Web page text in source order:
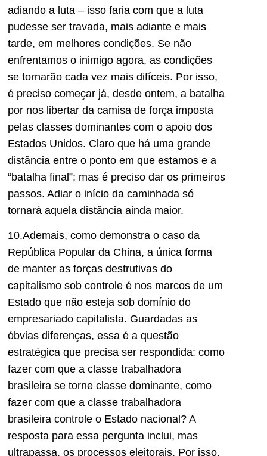
adiando a luta – isso faria com que a luta
pudesse ser travada, mais adiante e mais
tarde, em melhores condições. Se não
enfrentamos o inimigo agora, as condições
se tornarão cada vez mais difíceis. Por isso,
é preciso começar já, desde ontem, a batalha
por nos libertar da camisa de força imposta
pelas classes dominantes com o apoio dos
Estados Unidos. Claro que há uma grande
distância entre o ponto em que estamos e a
“batalha final”; mas é preciso dar os primeiros
passos. Adiar o início da caminhada só
tornará aquela distância ainda maior.
10.Ademais, como demonstra o caso da
República Popular da China, a única forma
de manter as forças destrutivas do
capitalismo sob controle é nos marcos de um
Estado que não esteja sob domínio do
empresariado capitalista. Guardadas as
óbvias diferenças, essa é a questão
estratégica que precisa ser respondida: como
fazer com que a classe trabalhadora
brasileira se torne classe dominante, como
fazer com que a classe trabalhadora
brasileira controle o Estado nacional? A
resposta para essa pergunta inclui, mas
ultrapassa, os processos eleitorais. Por isso,